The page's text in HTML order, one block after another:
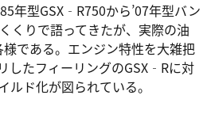
年型GSX‐R750から’07年型バン
くりで語ってきたが、実際の油
である。エンジン特性を大雑把
したフィーリングのGSX‐Rに対
ルド化が図られている。